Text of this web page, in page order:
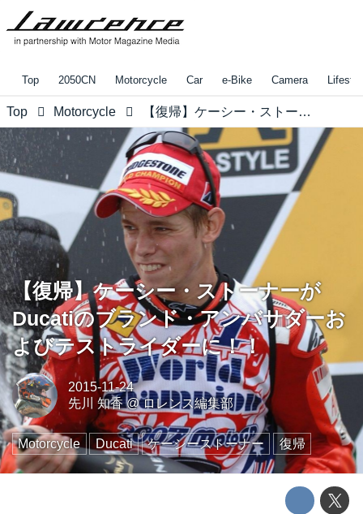
Top 2050CN Motorcycle Car e-Bike Camera
Top Motorcycle 【復帰】ケーシー・ストーナーがDucatiのブランド・アンバサダーおよびテストライダーに！！
【復帰】ケーシー・ストーナーが
Ducatiのブランド・アンバサダーお
よびテストライダーに！！
2015-11-24
先川 知香@ロレンス編集部
Motorcycle Ducati ケーシーストーナー 復帰